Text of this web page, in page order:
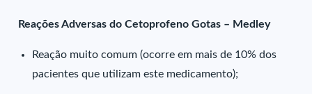
Reações Adversas do Cetoprofeno Gotas – Medley
Reação muito comum (ocorre em mais de 10% dos
pacientes que utilizam este medicamento);